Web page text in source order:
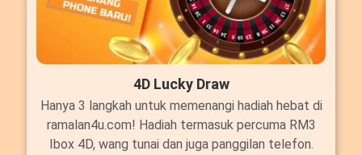
4D Lucky Draw
Hanya 3 langkah untuk memenangi hadiah hebat di
ramalan4u.com! Hadiah termasuk percuma RM3
Ibox 4D, wang tunai dan juga panggilan telefon.